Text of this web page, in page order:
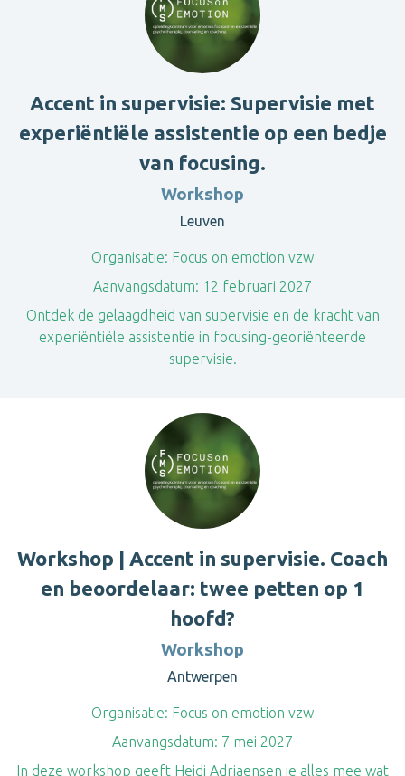
Accent in supervisie: Supervisie met
experiëntiële assistentie op een bedje
van focusing.
Workshop
Leuven
Organisatie: Focus on emotion vzw
Aanvangsdatum: 12 februari 2027
Ontdek de gelaagdheid van supervisie en de kracht van
experiëntiële assistentie in focusing-georiënteerde
supervisie.
Workshop | Accent in supervisie. Coach
en beoordelaar: twee petten op 1
hoofd?
Workshop
Antwerpen
Organisatie: Focus on emotion vzw
Aanvangsdatum: 7 mei 2027
In deze workshop geeft Heidi Adriaensen je alles mee wat